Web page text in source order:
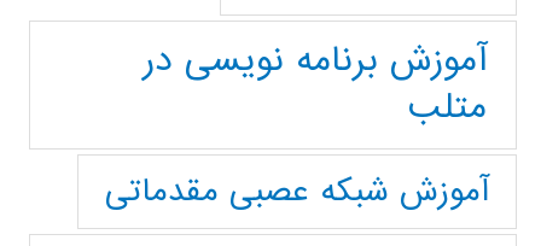
آموزش برنامه نویسی در
متلب
آموزش شبکه عصبی مقدماتی